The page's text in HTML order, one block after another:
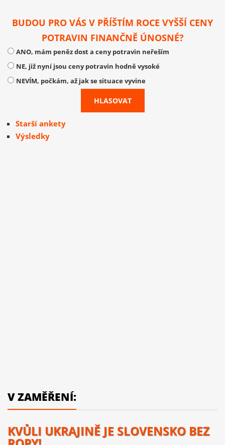
BUDOU PRO VÁS V PŘÍŠTÍM ROCE VYŠŠÍ CENY
POTRAVIN FINANČNĚ ÚNOSNÉ?
ANO, mám peněz dost a ceny potravin neřeším
NE, již nyní jsou ceny potravin hodně vysoké
NEVÍM, počkám, až jak se situace vyvine
Starší ankety
Výsledky
V ZAMĚŘENÍ:
KVŮLI UKRAJINĚ JE SLOVENSKO BEZ